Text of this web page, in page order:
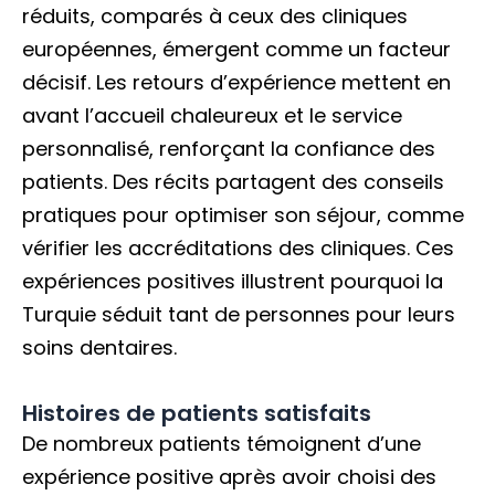
réduits, comparés à ceux des cliniques
européennes, émergent comme un facteur
décisif. Les retours d’expérience mettent en
avant l’accueil chaleureux et le service
personnalisé, renforçant la confiance des
patients. Des récits partagent des conseils
pratiques pour optimiser son séjour, comme
vérifier les accréditations des cliniques. Ces
expériences positives illustrent pourquoi la
Turquie séduit tant de personnes pour leurs
soins dentaires.
Histoires de patients satisfaits
De nombreux patients témoignent d’une
expérience positive après avoir choisi des